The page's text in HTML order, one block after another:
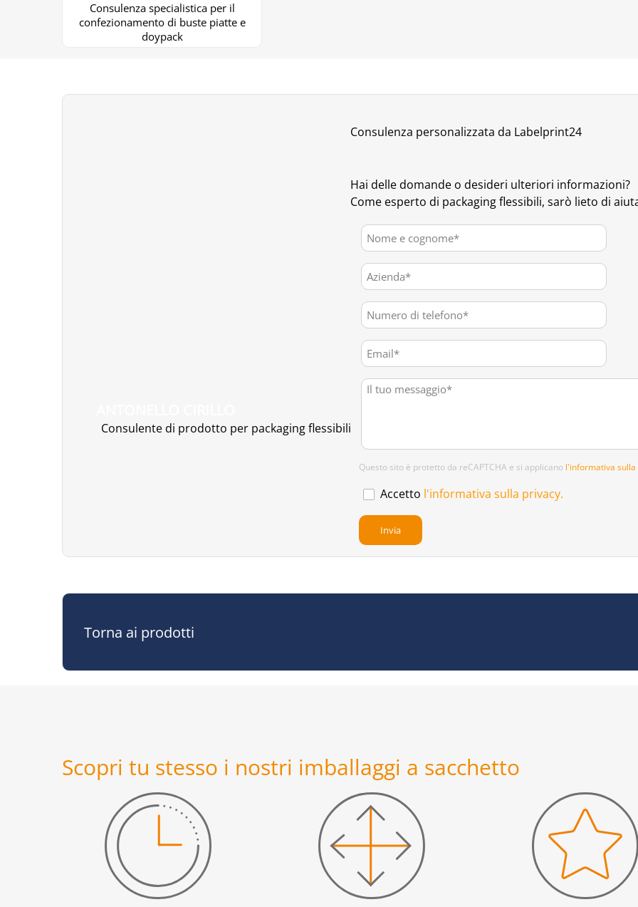
Consulenza specialistica per il
confezionamento di buste piatte e
doypack
Consulente di prodotto per packaging flessibili
Consulenza personalizzata da Labelprint24
Hai delle domande o desideri ulteriori informazioni?
Come esperto di packaging flessibili, sarò lieto di
Questo sito è protetto da reCAPTCHA e si applicano l'informativa sulla
Accetto l'informativa sulla privacy.
Torna ai prodotti
Scopri tu stesso i nostri imballaggi a sacchetto